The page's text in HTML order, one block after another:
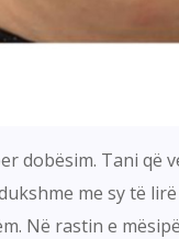
dobësim. Tani
me sy të
Në rastin e